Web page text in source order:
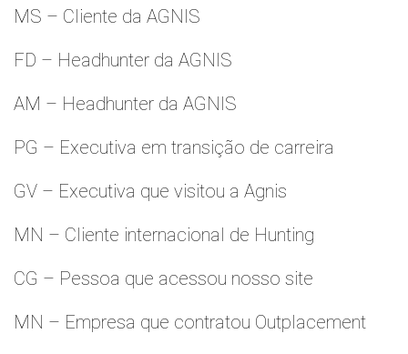
MS – Cliente da AGNIS
FD – Headhunter da AGNIS
AM – Headhunter da AGNIS
PG – Executiva em transição de carreira
GV – Executiva que visitou a Agnis
MN – Cliente internacional de Hunting
CG – Pessoa que acessou nosso site
MN – Empresa que contratou Outplacement